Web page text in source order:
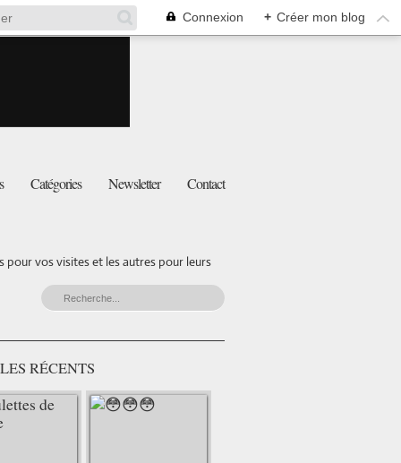
Connexion + Créer mon blog
Catégories Newsletter Contact
vos visites et les autres pour leurs
RÉCENTS